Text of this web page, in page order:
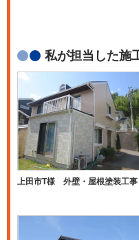
私が担当した施
上田市T様 外壁・屋根塗装工事